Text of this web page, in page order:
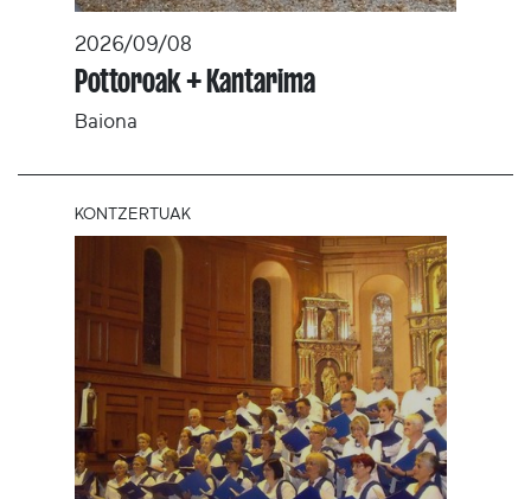
2026/09/08
Pottoroak + Kantarima
Baiona
KONTZERTUAK